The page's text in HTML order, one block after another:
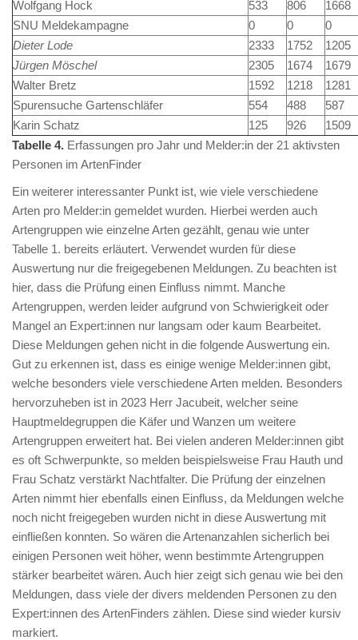
Wolfgang Hock 533 806
1668
SNU Meldekampagne
0 0
0
Dieter Lode
2333 1752
1205
Jürgen Möschel
2305 1674
1679
Walter Bretz
1592 1218
1281
Spurensuche Gartenschläfer
554 488
587
Karin Schatz
125 926
1509
Tabelle 4. Erfassungen pro Jahr und Melder:in der 21 aktivsten
Personen im ArtenFinder
Ein weiterer interessanter Punkt ist, wie viele verschiedene
Arten pro Melder:in gemeldet wurden. Hierbei werden auch
Artengruppen wie einzelne Arten gezählt, genau wie unter
Tabelle 1. bereits erläutert. Verwendet wurden für diese
Auswertung nur die freigegebenen Meldungen. Zu beachten ist
hier, dass die Prüfung einen Einfluss nimmt. Manche
Artengruppen, werden leider aufgrund von Schwierigkeit oder
Mangel an Expert:innen nur langsam oder kaum Bearbeitet.
Diese Meldungen gehen nicht in die folgende Auswertung ein.
Gut zu erkennen ist, dass es einige wenige Melder:innen gibt,
welche besonders viele verschiedene Arten melden. Besonders
hervorzuheben ist in 2023 Herr Jacubeit, welcher seine
Hauptmeldegruppen die Käfer und Wanzen um weitere
Artengruppen erweitert hat. Bei vielen anderen Melder:innen gibt
es oft Schwerpunkte, so melden beispielsweise Frau Hauth und
Frau Schatz verstärkt Nachtfalter. Die Prüfung der einzelnen
Arten nimmt hier ebenfalls einen Einfluss, da Meldungen welche
noch nicht freigegeben wurden nicht in diese Auswertung mit
einfließen konnten. So wären die Artenanzahlen sicherlich bei
einigen Personen weit höher, wenn bestimmte Artengruppen
stärker bearbeitet wären. Auch hier zeigt sich genau wie bei den
Meldungen, dass viele der divers meldenden Personen zu den
Expert:innen des ArtenFinders zählen. Diese sind wieder kursiv
markiert.